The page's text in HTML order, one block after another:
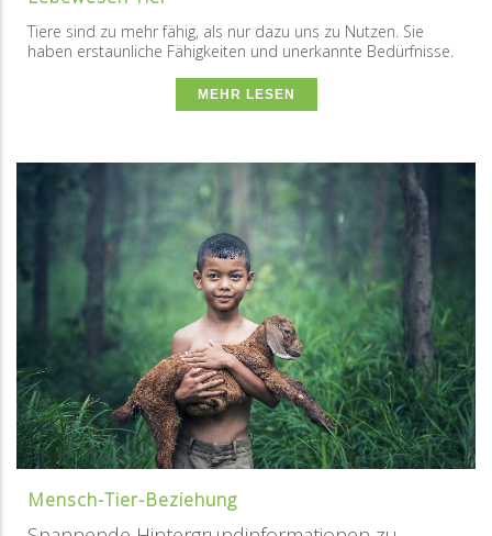
Tiere sind zu mehr fähig, als nur dazu uns zu Nutzen. Sie
haben erstaunliche Fähigkeiten und unerkannte Bedürfnisse.
MEHR LESEN
Mensch-Tier-Beziehung